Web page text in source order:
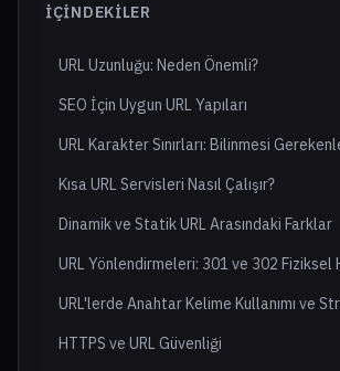
İÇINDEKILER
URL Uzunluğu: Neden Önemli?
SEO İçin Uygun URL Yapıları
URL Karakter Sınırları: Bilinmesi
Kısa URL Servisleri Nasıl Çalışır?
Dinamik ve Statik URL Arasındaki Farklar
URL Yönlendirmeleri: 301 ve 302
URL'lerde Anahtar Kelime Kullanımı ve
HTTPS ve URL Güvenliği